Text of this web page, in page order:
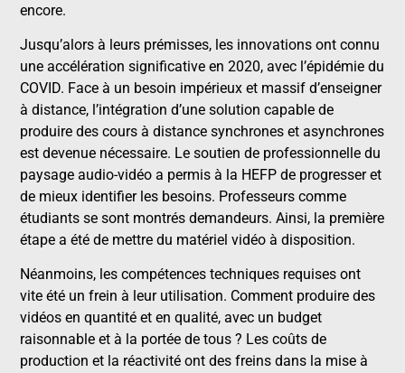
encore.
Jusqu’alors à leurs prémisses, les innovations ont connu
une accélération significative en 2020, avec l’épidémie du
COVID. Face à un besoin impérieux et massif d’enseigner
à distance, l’intégration d’une solution capable de
produire des cours à distance synchrones et asynchrones
est devenue nécessaire. Le soutien de professionnelle du
paysage audio-vidéo a permis à la HEFP de progresser et
de mieux identifier les besoins. Professeurs comme
étudiants se sont montrés demandeurs. Ainsi, la première
étape a été de mettre du matériel vidéo à disposition.
Néanmoins, les compétences techniques requises ont
vite été un frein à leur utilisation. Comment produire des
vidéos en quantité et en qualité, avec un budget
raisonnable et à la portée de tous ? Les coûts de
production et la réactivité ont des freins dans la mise à